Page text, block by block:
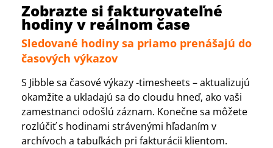
Zobrazte si fakturovateľné
hodiny v reálnom čase
Sledované hodiny sa priamo prenášajú do
časových výkazov
S Jibble sa časové výkazy -timesheets – aktualizujú
okamžite a ukladajú sa do cloudu hneď, ako vaši
zamestnanci odošlú záznam. Konečne sa môžete
rozlúčiť s hodinami strávenými hľadaním v
archívoch a tabuľkách pri fakturácii klientom.